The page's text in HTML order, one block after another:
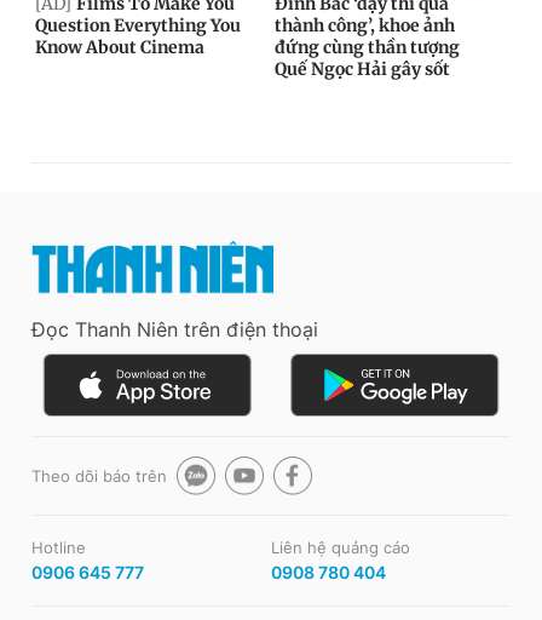
Đọc Thanh Niên trên điện thoại
Theo dõi báo trên
Hotline
0906 645 777
Liên hệ quảng cáo
0908 780 404